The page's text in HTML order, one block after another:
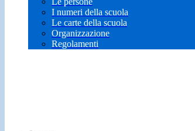
I numeri della scuola
Le carte della scuola
Organizzazione
Regolamenti